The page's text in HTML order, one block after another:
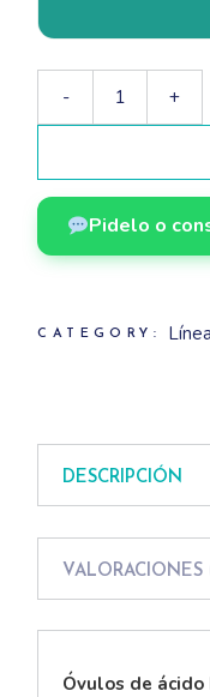
Óvulos de Ácido
-
+
Pidelo o
CATEGORY:
DESCRIPCIÓN
VALORACIONES
Óvulos de ácido